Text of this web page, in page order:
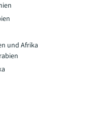
und Afrika